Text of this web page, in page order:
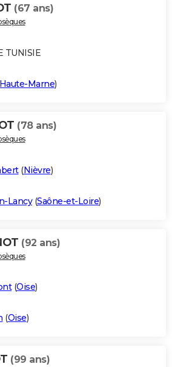
(67 ans)
TUNISIE
Marne)
(78 ans)
(Nièvre)
Lancy(Saône-et-Loire)
(92 ans)
(Oise)
(Oise)
(99 ans)